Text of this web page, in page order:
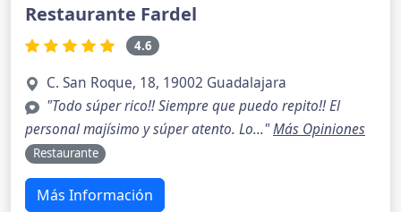
Restaurante Fardel
4.6
C. San Roque, 18, 19002 Guadalajara
"Todo súper rico!! Siempre que puedo repito!! El
personal majísimo y súper atento. Lo..."Más Opiniones
Restaurante
Más Información